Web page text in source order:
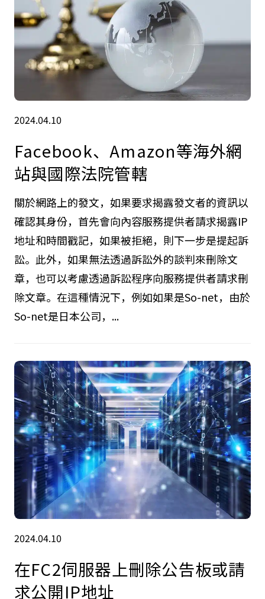
2024.04.10
Facebook、Amazon等海外網
站與國際法院管轄
關於網路上的發文，如果要求揭露發文者的資訊以
確認其身份，首先會向內容服務提供者請求揭露IP
地址和時間戳記，如果被拒絕，則下一步是提起訴
訟。此外，如果無法透過訴訟外的談判來刪除文
章，也可以考慮透過訴訟程序向服務提供者請求刪
除文章。在這種情況下，例如如果是So-net，由於
So-net是日本公司，...
2024.04.10
在FC2伺服器上刪除公告板或請
求公開IP地址